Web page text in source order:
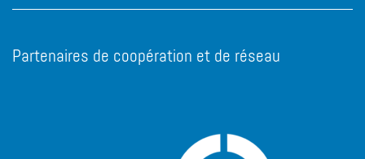
Partenaires de coopération et de réseau